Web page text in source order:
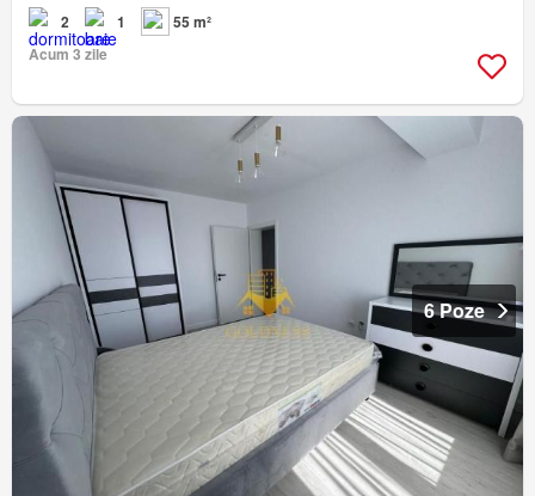
2 1
55 m²
Acum 3 zile
6 Poze